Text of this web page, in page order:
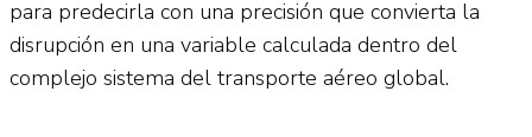
para predecirla con una precisión que convierta la
disrupción en una variable calculada dentro del
complejo sistema del transporte aéreo global.